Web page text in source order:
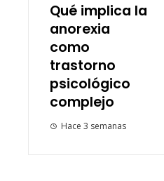
Qué implica la
anorexia
como
trastorno
psicológico
complejo
Hace 3 semanas